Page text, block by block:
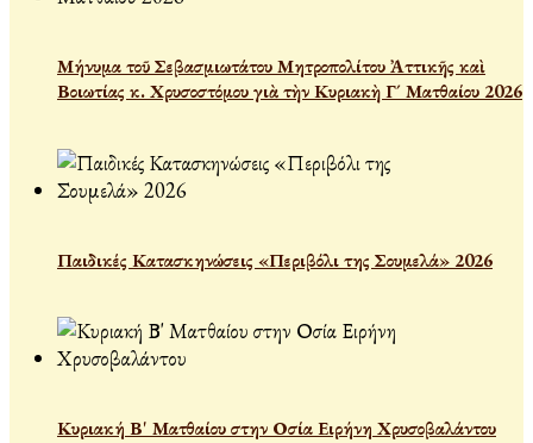
Μήνυμα τοῦ Σεβασμιωτάτου Μητροπολίτου Ἀττικῆς καὶ
Βοιωτίας κ. Χρυσοστόμου γιὰ τὴν Κυριακὴ Γ´ Ματθαίου 2026
Παιδικές Κατασκηνώσεις «Περιβόλι της Σουμελά» 2026
Κυριακή Β' Ματθαίου στην Οσία Ειρήνη Χρυσοβαλάντου